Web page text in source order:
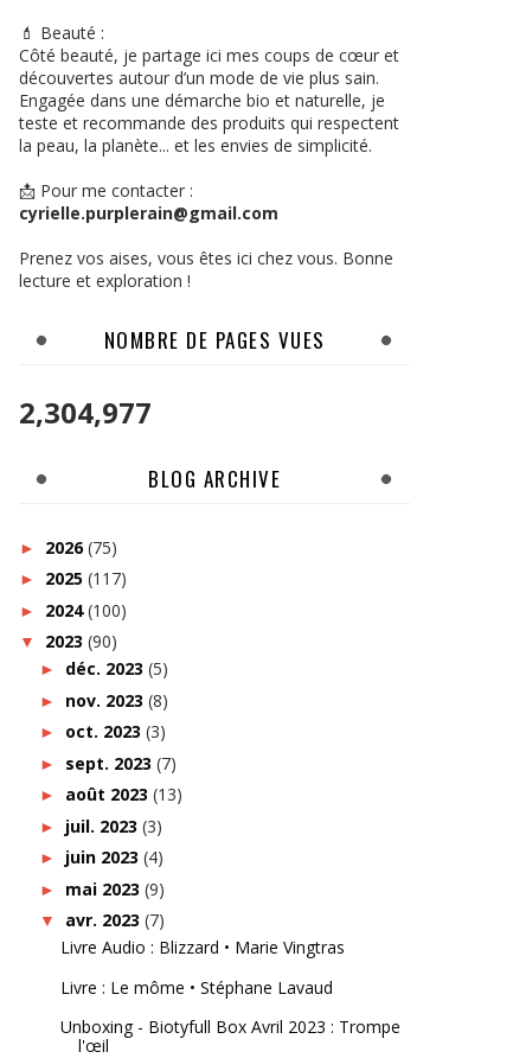
💄 Beauté :
Côté beauté, je partage ici mes coups de cœur et
découvertes autour d’un mode de vie plus sain.
Engagée dans une démarche bio et naturelle, je
teste et recommande des produits qui respectent
la peau, la planète... et les envies de simplicité.
📩 Pour me contacter :
cyrielle.purplerain@gmail.com
Prenez vos aises, vous êtes ici chez vous. Bonne
lecture et exploration !
NOMBRE DE PAGES VUES
2,304,977
BLOG ARCHIVE
► 2026(75)
► 2025 (117)
► 2024(100)
▼ 2023 (90)
► déc. 2023 (5)
► nov. 2023 (8)
► oct. 2023 (3)
► sept. 2023 (7)
► août 2023 (13)
► juil. 2023 (3)
► juin 2023 (4)
► mai 2023 (9)
▼ avr. 2023 (7)
Livre Audio : Blizzard • Marie Vingtras
Livre : Le môme • Stéphane Lavaud
Unboxing - Biotyfull Box Avril 2023 : Trompe
l'œil